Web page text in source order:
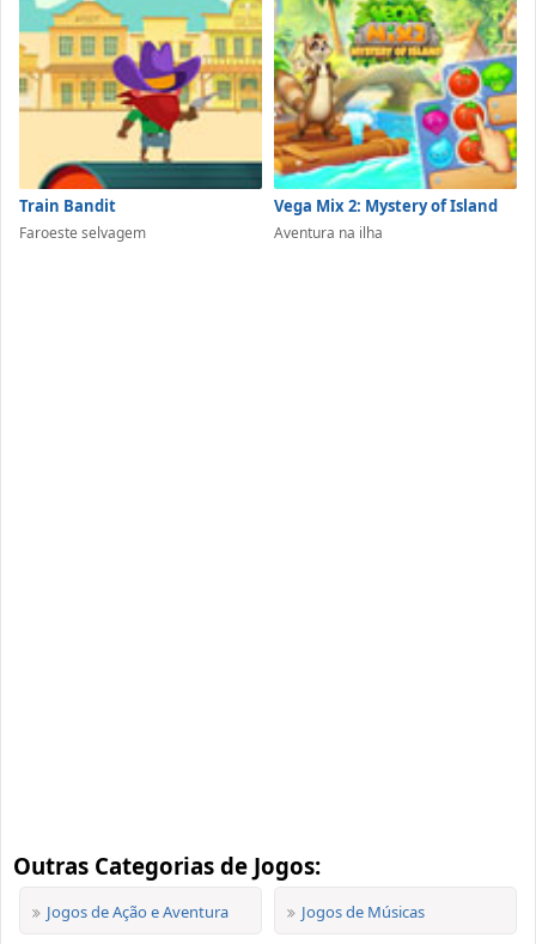
Train Bandit
Faroeste selvagem
Vega Mix 2: Mystery of Island
Aventura na ilha
Outras Categorias de Jogos:
Jogos de Ação e Aventura Jogos de Músicas